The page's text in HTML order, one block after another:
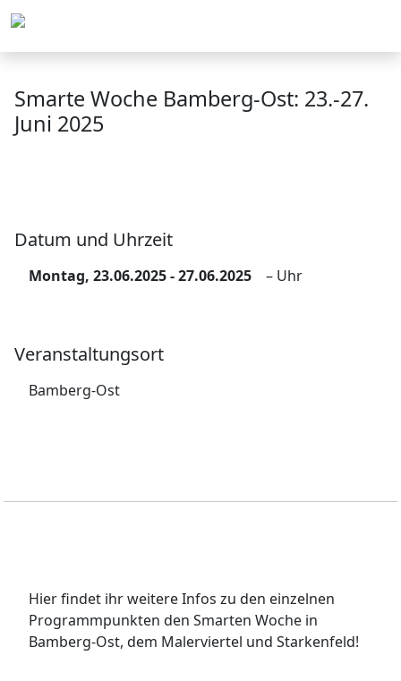
Smarte Woche Bamberg-Ost: 23.-27.
Juni 2025
Datum und Uhrzeit
Montag, 23.06.2025 - 27.06.2025 – Uhr
Veranstaltungsort
Bamberg-Ost
Hier findet ihr weitere Infos zu den einzelnen
Programmpunkten den Smarten Woche in
Bamberg-Ost, dem Malerviertel und Starkenfeld!